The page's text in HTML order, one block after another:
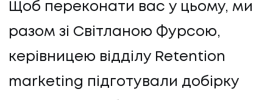
Щоб переконати вас у цьому, ми
разом зі Світланою Фурсою,
керівницею відділу Retention
marketing підготували добірку